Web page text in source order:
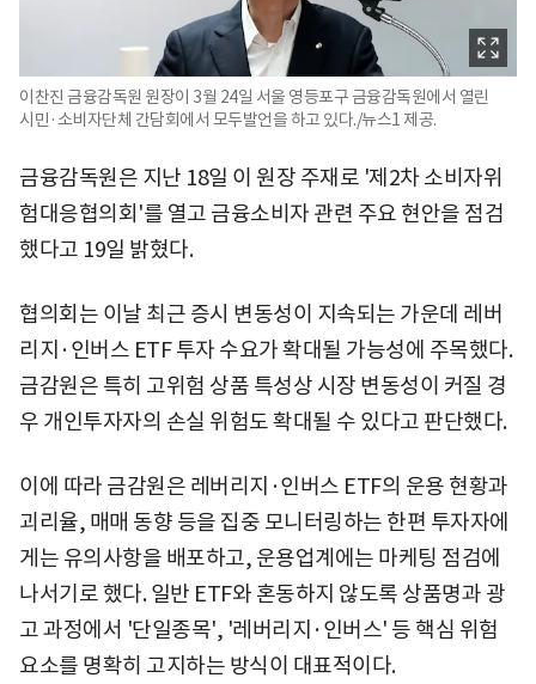
이찬진 금융감독원 원장이 3월 24일 서울 영등포구 금융감독원에서 열린
시민·소비자단체 간담회에서 모두발언을 하고 있다./뉴스1 제공.
금융감독원은 지난 18일 이 원장 주재로 '제2차 소비자위
험대응협의회'를 열고 금융소비자 관련 주요 현안을 점검
했다고 19일 밝혔다.
협의회는 이날 최근 증시 변동성이 지속되는 가운데 레버
리지·인버스 ETF 투자 수요가 확대될 가능성에 주목했다.
금감원은 특히 고위험 상품 특성상 시장 변동성이 커질 경
우 개인투자자의 손실 위험도 확대될 수 있다고 판단했다.
이에 따라 금감원은 레버리지·인버스 ETF의 운용 현황과
괴리율, 매매 동향 등을 집중 모니터링하는 한편 투자자에
게는 유의사항을 배포하고, 운용업계에는 마케팅 점검에
나서기로 했다. 일반 ETF와 혼동하지 않도록 상품명과 광
고 과정에서 '단일종목', '레버리지·인버스' 등 핵심 위험
요소를 명확히 고지하는 방식이 대표적이다.